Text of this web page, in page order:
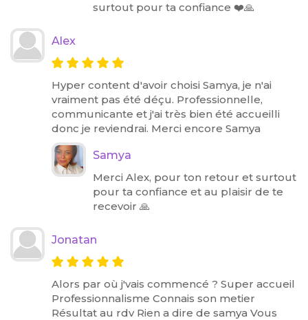
surtout pour ta confiance ❤️🙏
Alex
Hyper content d'avoir choisi Samya, je n'ai
vraiment pas été déçu. Professionnelle,
communicante et j'ai très bien été accueilli
donc je reviendrai. Merci encore Samya
Samya
Merci Alex, pour ton retour et surtout
pour ta confiance et au plaisir de te
recevoir 🙏
Jonatan
Alors par où j'vais commencé ? Super accueil
Professionnalisme Connais son metier
Résultat au rdv Rien a dire de samya Vous